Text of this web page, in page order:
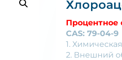
Процентное
CAS: 79-04-9
1.
2. Внешний